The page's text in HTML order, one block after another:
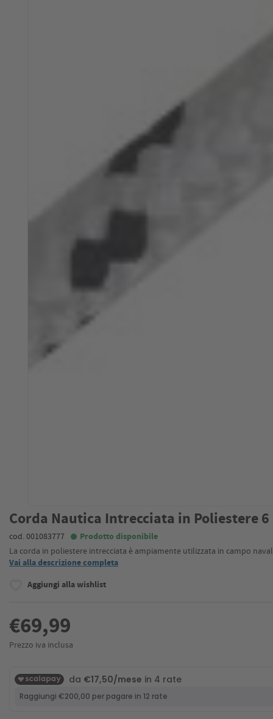
Corda Nautica Intrecciata in Poliestere
cod. 001083777 Prodotto disponibile
La corda in poliestere intrecciata è ampiamente utilizzata in campo
Vai alla descrizione completa
Aggiungi alla wishlist
€69,99
Prezzo iva inclusa